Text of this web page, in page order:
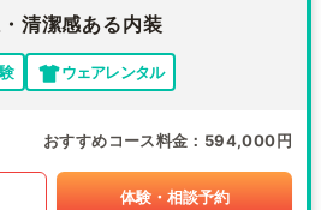
清潔感ある内装
ウェアレンタル
おすすめコース料金 594,000円
体験・相談予約